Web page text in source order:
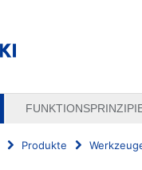
Produkte